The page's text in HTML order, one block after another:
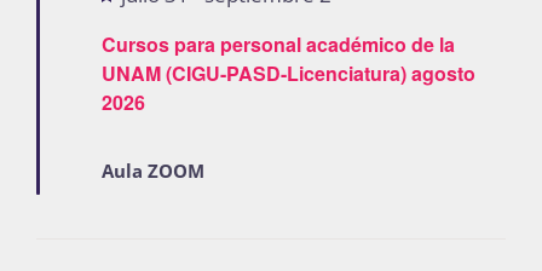
Cursos para personal académico de la
UNAM (CIGU-PASD-Licenciatura) agosto
2026
Aula ZOOM